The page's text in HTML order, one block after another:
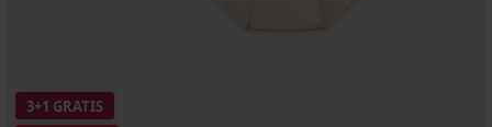
3+1 GRATIS